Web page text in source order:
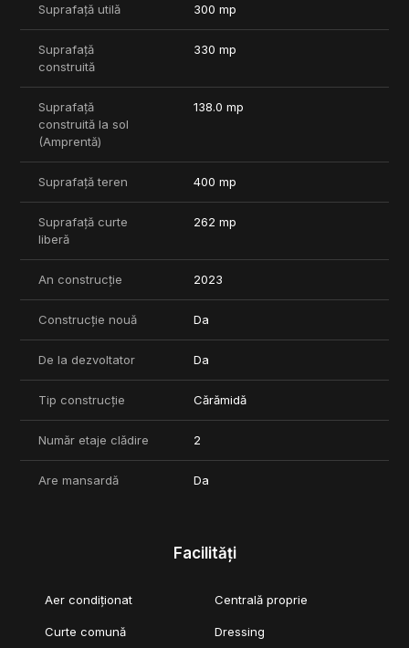
Suprafață utilă 300 mp
Suprafață
construită
330 mp
Suprafață
construită la sol
(Amprentă)
138.0 mp
Suprafață teren 400 mp
Suprafață curte
liberă
262 mp
An construcție 2023
Construcție nouă Da
De la dezvoltator Da
Tip construcție Cărămidă
Număr etaje clădire 2
Are mansardă Da
Facilități
Aer condiționat Centrală proprie
Curte comună Dressing